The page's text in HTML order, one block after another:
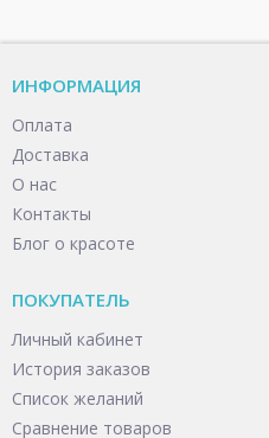
ИНФОРМАЦИЯ
Оплата
Доставка
О нас
Контакты
Блог о красоте
ПОКУПАТЕЛЬ
Личный кабинет
История заказов
Список желаний
Сравнение товаров